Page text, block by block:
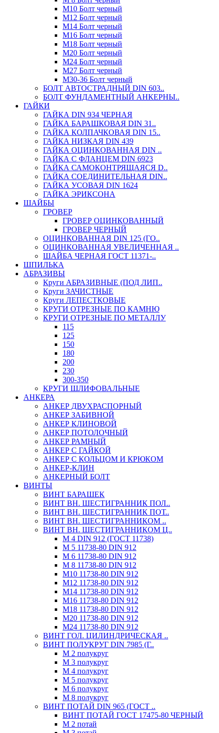
М10 Болт черный
М12 Болт черный
М14 Болт черный
М16 Болт черный
М18 Болт черный
М20 Болт черный
М24 Болт черный
М27 Болт черный
М30-36 Болт черный
БОЛТ АВТОСТРАДНЫЙ DIN 603..
БОЛТ ФУНДАМЕНТНЫЙ АНКЕРНЫ..
ГАЙКИ
ГАЙКА DIN 934 ЧЕРНАЯ
ГАЙКА БАРАШКОВАЯ DIN 31..
ГАЙКА КОЛПАЧКОВАЯ DIN 15..
ГАЙКА НИЗКАЯ DIN 439
ГАЙКА ОЦИНКОВАННАЯ DIN ..
ГАЙКА С ФЛАНЦЕМ DIN 6923
ГАЙКА САМОКОНТРЯЩАЯСЯ D..
ГАЙКА СОЕДИНИТЕЛЬНАЯ DIN..
ГАЙКА УСОВАЯ DIN 1624
ГАЙКА ЭРИКСОНА
ШАЙБЫ
ГРОВЕР
ГРОВЕР ОЦИНКОВАННЫЙ
ГРОВЕР ЧЕРНЫЙ
ОЦИНКОВАННАЯ DIN 125 (ГО..
ОЦИНКОВАННАЯ УВЕЛИЧЕННАЯ ..
ШАЙБА ЧЕРНАЯ ГОСТ 11371-..
ШПИЛЬКА
АБРАЗИВЫ
Круги АБРАЗИВНЫЕ (ПОД ЛИП..
Круги ЗАЧИСТНЫЕ
Круги ЛЕПЕСТКОВЫЕ
КРУГИ ОТРЕЗНЫЕ ПО КАМНЮ
КРУГИ ОТРЕЗНЫЕ ПО МЕТАЛЛУ
115
125
150
180
200
230
300-350
КРУГИ ШЛИФОВАЛЬНЫЕ
АНКЕРА
АНКЕР ДВУХРАСПОРНЫЙ
АНКЕР ЗАБИВНОЙ
АНКЕР КЛИНОВОЙ
АНКЕР ПОТОЛОЧНЫЙ
АНКЕР РАМНЫЙ
АНКЕР С ГАЙКОЙ
АНКЕР С КОЛЬЦОМ И КРЮКОМ
АНКЕР-КЛИН
АНКЕРНЫЙ БОЛТ
ВИНТЫ
ВИНТ БАРАШЕК
ВИНТ ВН. ШЕСТИГРАННИК ПОЛ..
ВИНТ ВН. ШЕСТИГРАННИК ПОТ..
ВИНТ ВН. ШЕСТИГРАННИКОМ ..
ВИНТ ВН. ШЕСТИГРАННИКОМ Ц..
М 4 DIN 912 (ГОСТ 11738)
М 5 11738-80 DIN 912
М 6 11738-80 DIN 912
М 8 11738-80 DIN 912
М10 11738-80 DIN 912
М12 11738-80 DIN 912
М14 11738-80 DIN 912
М16 11738-80 DIN 912
М18 11738-80 DIN 912
М20 11738-80 DIN 912
М24 11738-80 DIN 912
ВИНТ ГОЛ. ЦИЛИНДРИЧЕСКАЯ ..
ВИНТ ПОЛУКРУГ DIN 7985 (Г..
М 2 полукруг
М 3 полукруг
М 4 полукруг
М 5 полукруг
М 6 полукруг
М 8 полукруг
ВИНТ ПОТАЙ DIN 965 (ГОСТ ..
ВИНТ ПОТАЙ ГОСТ 17475-80 ЧЕРНЫЙ
М 2 потай